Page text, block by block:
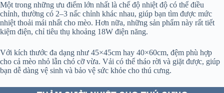
Một trong những ưu điểm lớn nhất là chế độ nhiệt độ có thể điều
chỉnh, thường có 2–3 nấc chỉnh khác nhau, giúp bạn tìm được mức
nhiệt thoải mái nhất cho mèo. Hơn nữa, những sản phẩm này rất tiết
kiệm điện, chỉ tiêu thụ khoảng 18W điện năng.
Với kích thước đa dạng như 45×45cm hay 40×60cm, đệm phù hợp
cho cả mèo nhỏ lẫn chó cỡ vừa. Vải có thể tháo rời và giặt được, giúp
bạn dễ dàng vệ sinh và bảo vệ sức khỏe cho thú cưng.